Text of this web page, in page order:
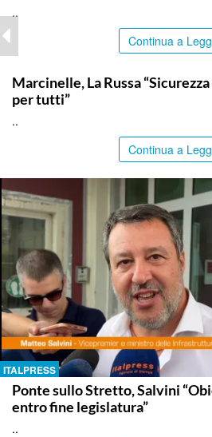
..
Continua a
Marcinelle, La Russa
per tutti”
..
Continua a
ITALPRESS
Ponte sullo Stretto, Salvini
entro fine legislatura”
..